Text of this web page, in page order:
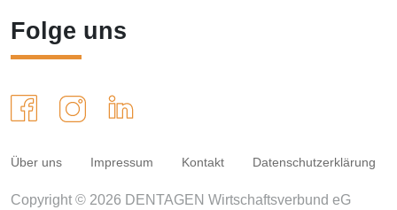
Folge uns
Über uns Impressum Kontakt Datenschutzerklärung
Copyright © 2026 DENTAGEN Wirtschaftsverbund eG